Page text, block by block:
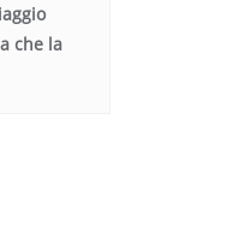
che la